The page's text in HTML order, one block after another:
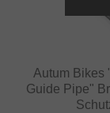
Autum Bikes
Guide Pipe"